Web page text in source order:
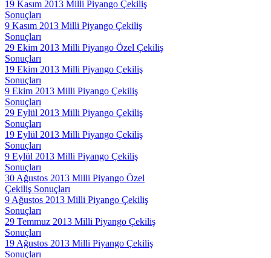
19 Kasım 2013 Milli Piyango Çekiliş
Sonuçları
9 Kasım 2013 Milli Piyango Çekiliş
Sonuçları
29 Ekim 2013 Milli Piyango Özel Çekiliş
Sonuçları
19 Ekim 2013 Milli Piyango Çekiliş
Sonuçları
9 Ekim 2013 Milli Piyango Çekiliş
Sonuçları
29 Eylül 2013 Milli Piyango Çekiliş
Sonuçları
19 Eylül 2013 Milli Piyango Çekiliş
Sonuçları
9 Eylül 2013 Milli Piyango Çekiliş
Sonuçları
30 Ağustos 2013 Milli Piyango Özel
Çekiliş Sonuçları
9 Ağustos 2013 Milli Piyango Çekiliş
Sonuçları
29 Temmuz 2013 Milli Piyango Çekiliş
Sonuçları
19 Ağustos 2013 Milli Piyango Çekiliş
Sonuçları